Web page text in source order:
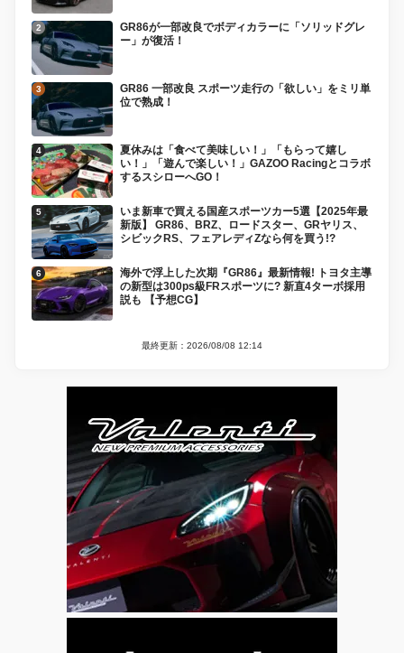
GR86が一部改良でボディカラーに「ソリッドグレ
ー」が復活！
GR86 一部改良 スポーツ走行の「欲しい」をミリ単
位で熟成！
夏休みは「食べて美味しい！」「もらって嬉し
い！」「遊んで楽しい！」GAZOO Racingとコラボ
するスシローへGO！
いま新車で買える国産スポーツカー5選【2025年最
新版】 GR86、BRZ、ロードスター、GRヤリス、
シビックRS、フェアレディZなら何を買う!?
海外で浮上した次期『GR86』最新情報! トヨタ主導
の新型は300ps級FRスポーツに? 新直4ターボ採用
説も 【予想CG】
最終更新：2026/08/08 12:14